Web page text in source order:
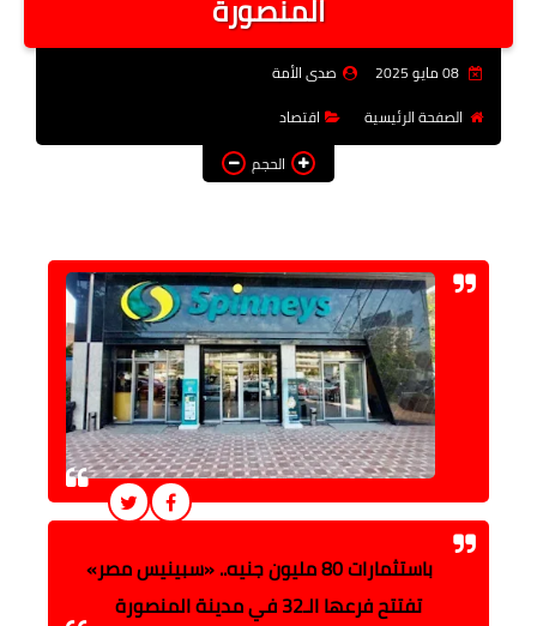
فن وثقافة
توك شو
المزيد
المنصورة
08 مايو 2025
صدى الأمة
الصفحة الرئيسية
اقتصاد
الحجم
باستثمارات 80 مليون جنيه.. «سبينيس مصر»
تفتتح فرعها الـ32 في مدينة المنصورة